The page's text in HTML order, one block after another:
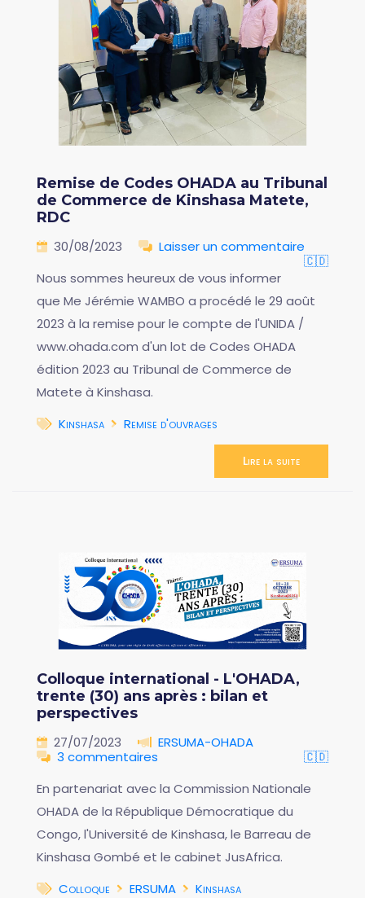
Remise de Codes OHADA au Tribunal
de Commerce de Kinshasa Matete,
RDC
30/08/2023
Laisser un commentaire
🇨🇩
Nous sommes heureux de vous informer
que Me Jérémie WAMBO a procédé le 29 août
2023 à la remise pour le compte de l'UNIDA /
www.ohada.com d'un lot de Codes OHADA
édition 2023 au Tribunal de Commerce de
Matete à Kinshasa.
Kinshasa
Remise d'ouvrages
Lire la suite
Colloque international - L'OHADA,
trente (30) ans après : bilan et
perspectives
27/07/2023
ERSUMA-OHADA
3 commentaires
🇨🇩
En partenariat avec la Commission Nationale
OHADA de la République Démocratique du
Congo, l'Université de Kinshasa, le Barreau de
Kinshasa Gombé et le cabinet JusAfrica.
Colloque
ERSUMA Kinshasa